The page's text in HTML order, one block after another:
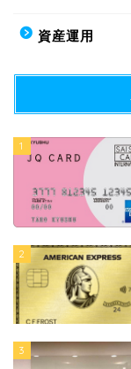
資産運用
1
2
3